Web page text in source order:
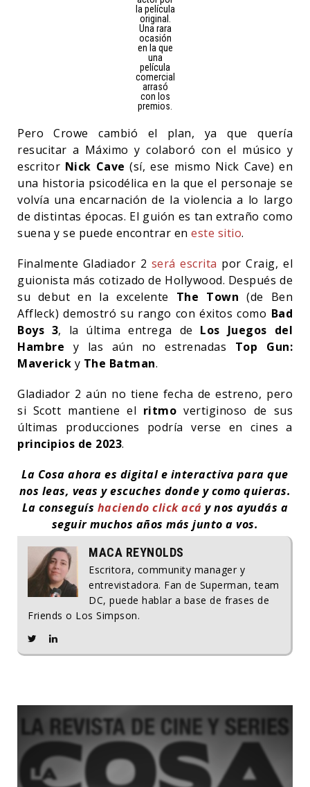
la película
original.
Una rara
ocasión
en la que
una
película
comercial
arrasó
con los
premios.
Pero Crowe cambió el plan, ya que quería
resucitar a Máximo y colaboró con el músico y
escritor Nick Cave (sí, ese mismo Nick Cave) en
una historia psicodélica en la que el personaje se
volvía una encarnación de la violencia a lo largo
de distintas épocas. El guión es tan extraño como
suena y se puede encontrar en este sitio.
Finalmente Gladiador 2 será escrita por Craig, el
guionista más cotizado de Hollywood. Después de
su debut en la excelente The Town(de Ben
Affleck) demostró su rango con éxitos como Bad
Boys 3, la última entrega de Los Juegos del
Hambre y las aún no estrenadas Top Gun:
Maverick y The Batman.
Gladiador 2 aún no tiene fecha de estreno, pero
si Scott mantiene el ritmovertiginoso de sus
últimas producciones podría verse en cines a
principios de 2023.
La Cosa ahora es digital e interactiva para que
nos leas, veas y escuches donde y como quieras.
La conseguís haciendo click acá y nos ayudás a
seguir muchos años más junto a vos.
MACA REYNOLDS
Escritora, community manager y
entrevistadora. Fan de Superman, team
DC, puede hablar a base de frases de
Friends o Los Simpson.